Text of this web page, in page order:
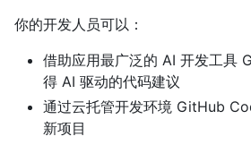
你的开发人员可以：
借助应用最广泛的 AI 开发工具
得 AI 驱动的代码建议
通过云托管开发环境 GitHub
新项目